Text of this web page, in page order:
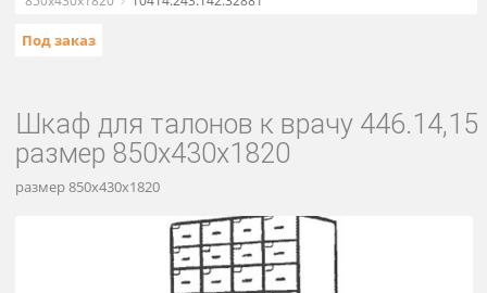
картотеки/архивы
850х430х1820
Шкаф для талонов к врачу
размер 850х430х1820
размер 850х430х1820